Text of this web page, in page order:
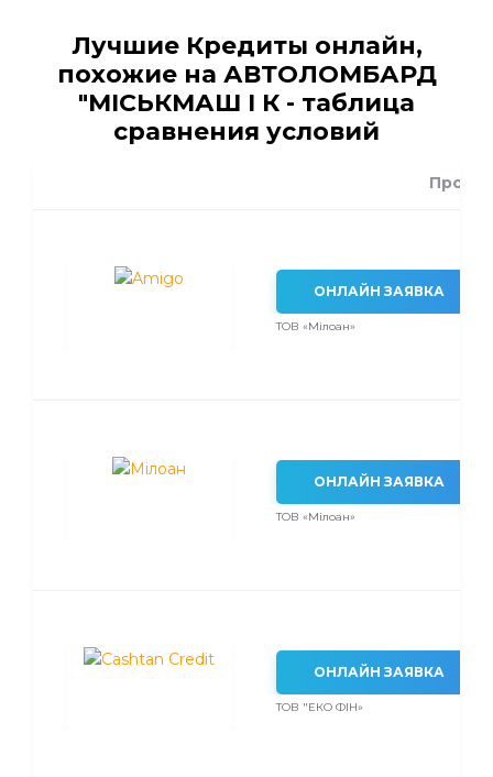
Лучшие Кредиты онлайн,
похожие на АВТОЛОМБАРД
"МІСЬКМАШ І К - таблица
сравнения условий
ОНЛАЙН ЗАЯВКА
ТОВ «Мілоан»
ОНЛАЙН ЗАЯВКА
ТОВ «Мілоан»
ОНЛАЙН ЗАЯВКА
ТОВ "ЕКО ФІН»